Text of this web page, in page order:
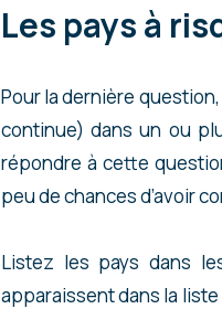
Les pays à
Pour la dernière
continue) dans un ou
répondre à cette
peu de chances d’avoir
Listez les pays dans
apparaissent dans la liste